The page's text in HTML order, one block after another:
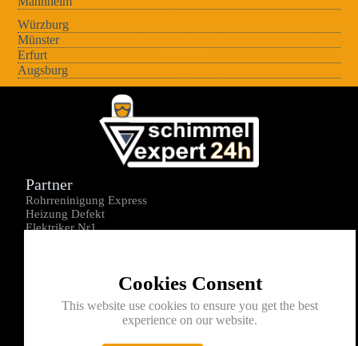
Würzburg
Münster
Erfurt
Augsburg
Cookies Consent
This website use cookies to ensure you get the best
experience on our website.
Partner
Rohrreninigung Express
Heizung Defekt
Elektriker Nr1
Kontakt